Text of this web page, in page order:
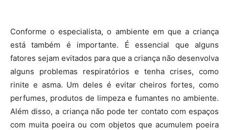
Conforme o especialista, o ambiente em que a criança
está também é importante. É essencial que alguns
fatores sejam evitados para que a criança não desenvolva
alguns problemas respiratórios e tenha crises, como
rinite e asma. Um deles é evitar cheiros fortes, como
perfumes, produtos de limpeza e fumantes no ambiente.
Além disso, a criança não pode ter contato com espaços
com muita poeira ou com objetos que acumulem poeira